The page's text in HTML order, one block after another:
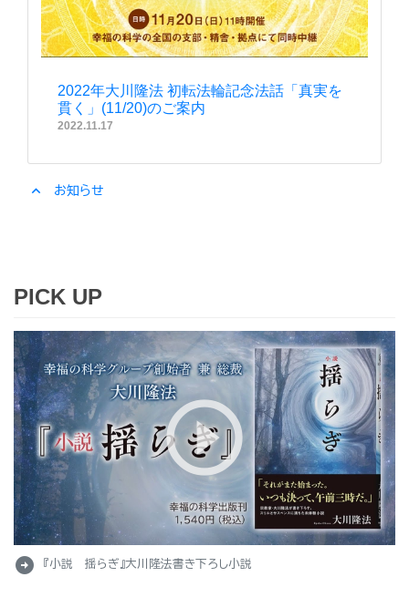
2022年大川隆法 初転法輪記念法話「真実を
貫く」(11/20)のご案内
2022.11.17
expand_less お知らせ
PICK UP
arrow_circle_right 『小説 揺らぎ』大川隆法書き下ろし小説